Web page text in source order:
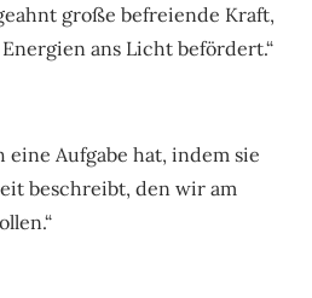
große befreiende Kraft,
ans Licht befördert.“
eine Aufgabe hat, indem sie
beschreibt, den wir am